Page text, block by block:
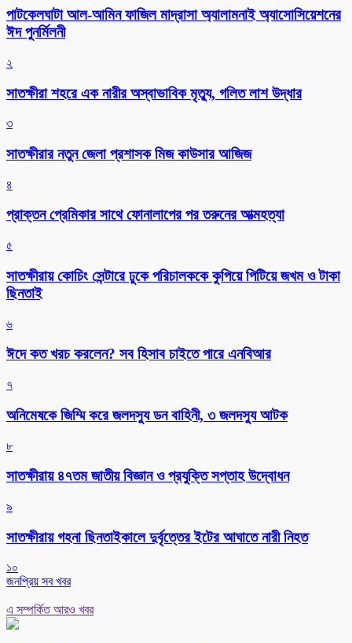
পাটকেলঘাটা আল-আমিন ফাজিল মাদ্রাসা অ্যালামনাই অ্যাসোসিয়েশনের
ঈদ পুনর্মিলনী
২
সাতক্ষীরা শহরে এক নারীর অস্বাভাবিক মৃত্যু, গলিত লাশ উদ্ধার
৩
সাতক্ষীরার নতুন জেলা প্রশাসক মিজ কাউসার আজিজ
৪
প্রাক্তন প্রেমিকার সাথে ফোনালাপের পর তরুনের আত্মহত্যা
৫
সাতক্ষীরায় কোচিং সেন্টারে ঢুকে পরিচালককে কুপিয়ে পিটিয়ে জখম ও টাকা
ছিনতাই
৬
ঈদে কত খরচ করলেন? সব হিসাব চাইতে পারে এনবিআর
৭
অনিমেষকে জিম্মি করে জলদস্যু ডন বাহিনী, ৩ জলদস্যু আটক
৮
সাতক্ষীরায় ৪৭তম জাতীয় বিজ্ঞান ও প্রযুক্তি সপ্তাহ উদ্বোধন
৯
সাতক্ষীরায় গহনা ছিনতাইকালে দুর্বৃত্তের ইটের আঘাতে নারী নিহত
১০
জনপ্রিয় সব খবর
এ সম্পর্কিত আরও খবর